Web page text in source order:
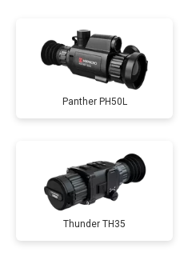
Panther PH50L
Thunder TH35